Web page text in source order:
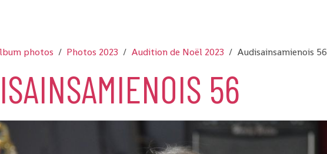
photos Photos 2023 Audition de Noël 2023 Audisainsamienois 56
56